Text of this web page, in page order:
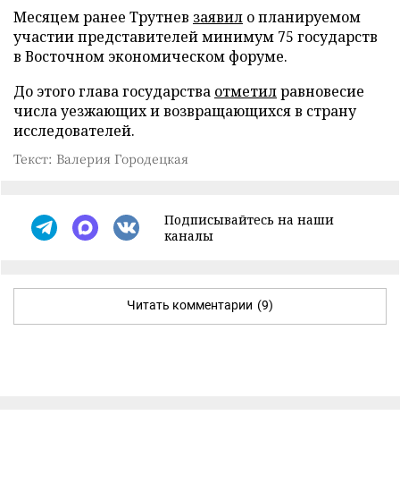
Месяцем ранее Трутнев заявил о планируемом
участии представителей минимум 75 государств
в Восточном экономическом форуме.
До этого глава государства отметилравновесие
числа уезжающих и возвращающихся в страну
исследователей.
Текст: Валерия Городецкая
Подписывайтесь на наши
каналы
Читать комментарии (9)